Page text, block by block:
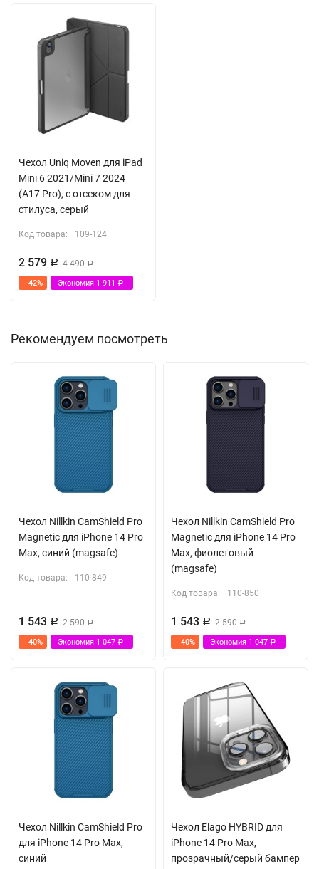
Чехол Uniq Moven для iPad
Mini 6 2021/Mini 7 2024
(A17 Pro), с отсеком для
стилуса, серый
Код товара: 109-124
2 579 Р 4 490Р
- 42% Экономия 1 911 Р
Рекомендуем посмотреть
Чехол Nillkin CamShield Pro
Magnetic для iPhone 14 Pro
Max, синий (magsafe)
Код товара: 110-849
1 543 Р 2 590Р
- 40% Экономия 1 047 Р
Чехол Nillkin CamShield Pro
Magnetic для iPhone 14 Pro
Max, фиолетовый
(magsafe)
Код товара: 110-850
1 543 Р 2 590Р
- 40% Экономия 1 047 Р
Чехол Nillkin CamShield Pro
для iPhone 14 Pro Max,
синий
Чехол Elago HYBRID для
iPhone 14 Pro Max,
прозрачный/серый бампер